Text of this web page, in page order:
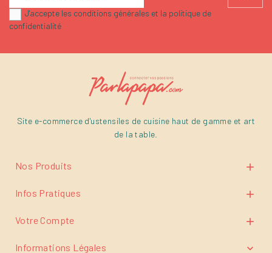
J'accepte les conditions générales et la politique de
confidentialité
Site e-commerce d'ustensiles de cuisine haut de gamme et art
de la table.
Nos Produits 
Infos Pratiques 
Votre Compte 
Informations Légales 